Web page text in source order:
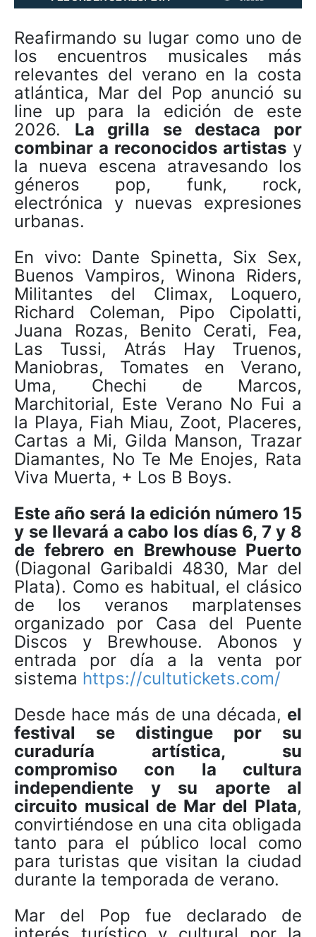
Reafirmando su lugar como uno de
los encuentros musicales más
relevantes del verano en la costa
atlántica, Mar del Pop anunció su
line up para la edición de este
2026. La grilla se destaca por
combinar a reconocidos artistas y
la nueva escena atravesando los
géneros pop, funk, rock,
electrónica y nuevas expresiones
urbanas.
En vivo: Dante Spinetta, Six Sex,
Buenos Vampiros, Winona Riders,
Militantes del Climax, Loquero,
Richard Coleman, Pipo Cipolatti,
Juana Rozas, Benito Cerati, Fea,
Las Tussi, Atrás Hay Truenos,
Maniobras, Tomates en Verano,
Uma, Chechi de Marcos,
Marchitorial, Este Verano No Fui a
la Playa, Fiah Miau, Zoot, Placeres,
Cartas a Mi, Gilda Manson, Trazar
Diamantes, No Te Me Enojes, Rata
Viva Muerta, + Los B Boys.
Este año será la edición número 15
y se llevará a cabo los días 6, 7 y 8
de febrero en Brewhouse Puerto
(Diagonal Garibaldi 4830, Mar del
Plata). Como es habitual, el clásico
de los veranos marplatenses
organizado por Casa del Puente
Discos y Brewhouse. Abonos y
entrada por día a la venta por
sistema https://cultutickets.com/
Desde hace más de una década, el
festival se distingue por su
curaduría artística, su
compromiso con la cultura
independiente y su aporte al
circuito musical de Mar del Plata,
convirtiéndose en una cita obligada
tanto para el público local como
para turistas que visitan la ciudad
durante la temporada de verano.
Mar del Pop fue declarado de